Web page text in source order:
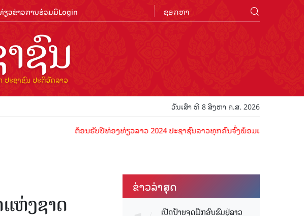
ຽວຂ່າວການຮ່ວມມືLogin
ວັນເສົາ ທີ 8 ສິງຫາ ຄ.ສ. 2026
ຕ້ອນຮັບປີທ່ອງທ່ຽວລາວ 2024 ປະຊາຊົນລາວທຸກຄົນຈົ່ງພ້ອມເປັນເຈົ້າພາບທີ່ດີ ຕ້ອ
ຫ່ງຊາດ
ຂ່າວ​ລ່າ​ສຸດ
ເປີດປ້າຍຈຸດຝຶກອົບຮົມຢູ່ລາວ